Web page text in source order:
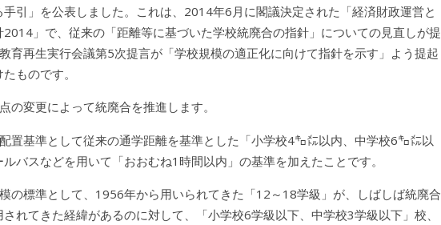
引」を公表しました。これは、2014年6月に閣議決定された「経済財政運営と
」で、従来の「距離等に基づいた学校統廃合の指針」についての見直しが提
育再生実行会議第5次提言が「学校規模の適正化に向けて指針を示す」よう提起
ものです。
の変更によって統廃合を推進します。
置基準として従来の通学距離を基準とした「小学校4㌔㍍以内、中学校6㌔㍍以
バスなどを用いて「おおむね1時間以内」の基準を加えたことです。
の標準として、1956年から用いられてきた「12～18学級」が、しばしば統廃合
れてきた経緯があるのに対して、「小学校6学級以下、中学校3学級以下」校、